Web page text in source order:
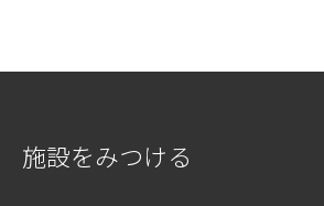
施設をみつける